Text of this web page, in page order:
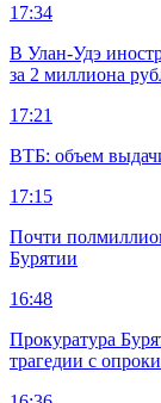
17:34
В Улан-Удэ
за 2 миллиона
17:21
ВТБ: объем
17:15
Почти
Бурятии
16:48
Прокуратура
трагедии с